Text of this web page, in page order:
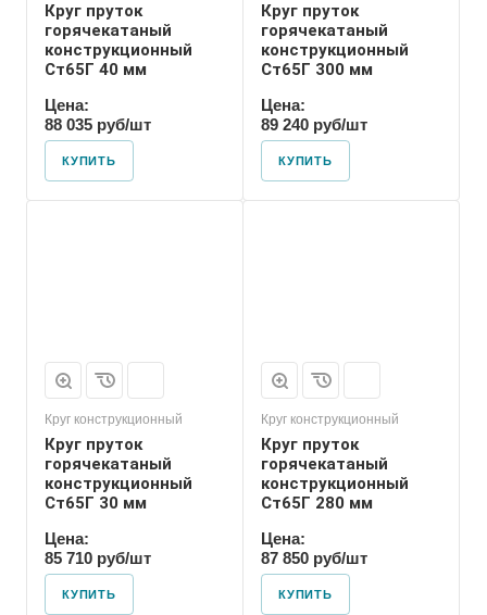
Круг пруток
горячекатаный
конструкционный
Ст65Г 40 мм
Цена:
88 035 руб/шт
КУПИТЬ
Круг пруток
горячекатаный
конструкционный
Ст65Г 300 мм
Цена:
89 240 руб/шт
КУПИТЬ
Круг конструкционный
Круг пруток
горячекатаный
конструкционный
Ст65Г 30 мм
Цена:
85 710 руб/шт
КУПИТЬ
Круг конструкционный
Круг пруток
горячекатаный
конструкционный
Ст65Г 280 мм
Цена:
87 850 руб/шт
КУПИТЬ